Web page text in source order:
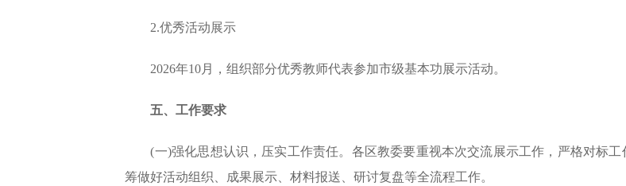
2.优秀活动展示
2026年10月，组织部分优秀教师代表参加市级基本功展示活动。
五、工作要求
(一)强化思想认识，压实工作责任。各区教委要重视本次交流展示工作，严格对标工
筹做好活动组织、成果展示、材料报送、研讨复盘等全流程工作。